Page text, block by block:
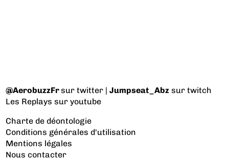
@AerobuzzFrsur twitter |Jumpseat_Abz sur twitch
Les Replays sur youtube
Charte de déontologie
Conditions générales d'utilisation
Mentions légales
Nous contacter